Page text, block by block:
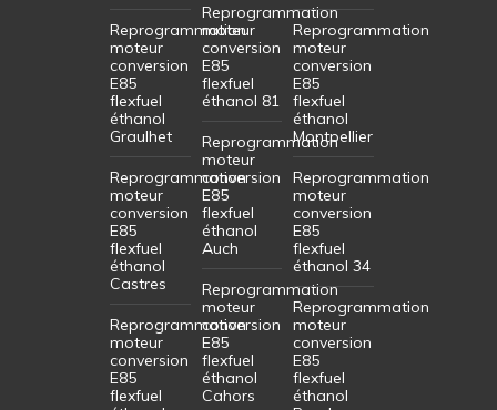
Reprogrammation
moteur
conversion
E85
flexfuel
éthanol
Graulhet
Reprogrammation
moteur
conversion
E85
flexfuel
éthanol
Castres
Reprogrammation
moteur
conversion
E85
flexfuel
Reprogrammation
moteur
conversion
E85
flexfuel
éthanol 81
Reprogrammation
moteur
conversion
E85
flexfuel
éthanol
Auch
Reprogrammation
moteur
conversion
E85
flexfuel
éthanol
Cahors
Reprogrammation
moteur
conversion
E85
flexfuel
éthanol
Montpellier
Reprogrammation
moteur
conversion
E85
flexfuel
éthanol 34
Reprogrammation
moteur
conversion
E85
flexfuel
éthanol